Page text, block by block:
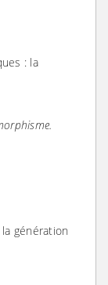
: la
génération